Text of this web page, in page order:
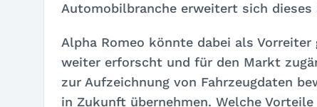
Automobilbranche erweitert sich
Alpha Romeo könnte dabei als
weiter erforscht und für den Markt
zur Aufzeichnung von Fahrzeugdaten
in Zukunft übernehmen. Welche